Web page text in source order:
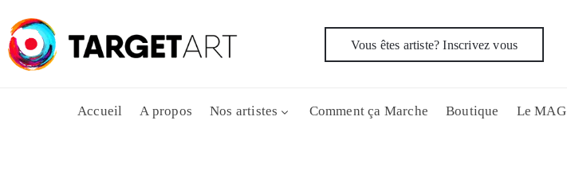
Vous êtes artiste? Inscrivez vous
Accueil A propos Nos artistes Comment ça Marche Boutique Le MAG